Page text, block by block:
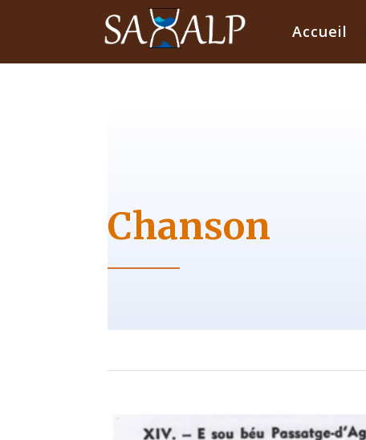
Accueil
Chanson